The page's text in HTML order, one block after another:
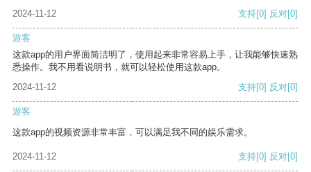
2024-11-12
支持[0] 反对[0]
游客
这款app的用户界面简洁明了，使用起来非常容易上手，让我能够快速熟
悉操作。我不用看说明书，就可以轻松使用这款app。
2024-11-12
支持[0] 反对[0]
游客
这款app的视频资源非常丰富，可以满足我不同的娱乐需求。
2024-11-12 支持[0] 反对[0]